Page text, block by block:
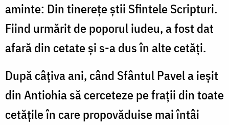
aminte: Din tinerețe știi Sfintele Scripturi.
Fiind urmărit de poporul iudeu, a fost dat
afară din cetate și s-a dus în alte cetăți.
După câțiva ani, când Sfântul Pavel a ieșit
din Antiohia să cerceteze pe frații din toate
cetățile în care propovăduise mai întâi